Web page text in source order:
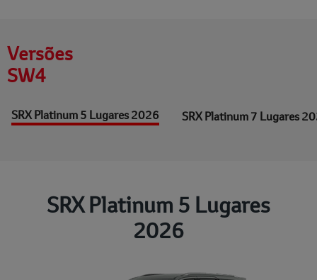
Versões
SW4
SRX Platinum 5 Lugares 2026 SRX Platinum 7 Lugares
SRX Platinum 5 Lugares
2026